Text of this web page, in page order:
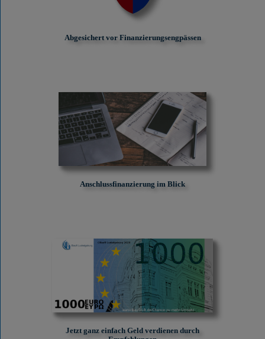
Abgesichert vor Finanzierungs­engpässen
Anschlussfinanzierung im Blick
Jetzt ganz einfach Geld verdienen durch